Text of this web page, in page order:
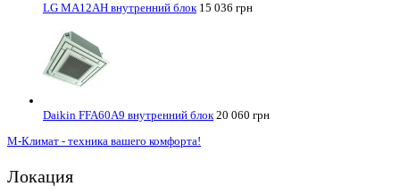
LG MA12AH внутренний блок 15 036 грн
Daikin FFA60A9 внутренний блок 20 060 грн
М-Климат - техника вашего комфорта!
Локация